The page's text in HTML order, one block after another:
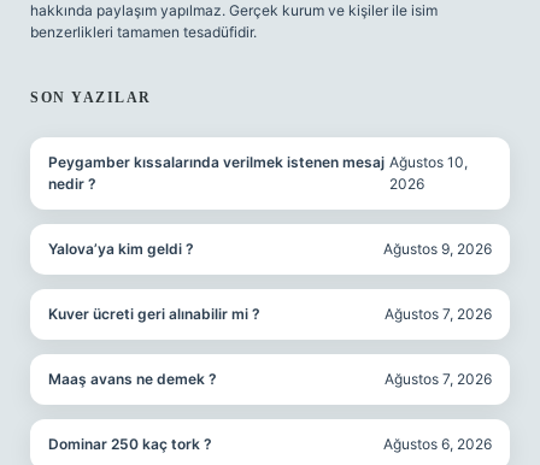
hakkında paylaşım yapılmaz. Gerçek kurum ve kişiler ile isim
benzerlikleri tamamen tesadüfidir.
SON YAZILAR
Peygamber kıssalarında verilmek istenen mesaj
nedir ?
Ağustos 10,
2026
Yalova’ya kim geldi ? Ağustos 9, 2026
Kuver ücreti geri alınabilir mi ? Ağustos 7, 2026
Maaş avans ne demek ? Ağustos 7, 2026
Dominar 250 kaç tork ? Ağustos 6, 2026